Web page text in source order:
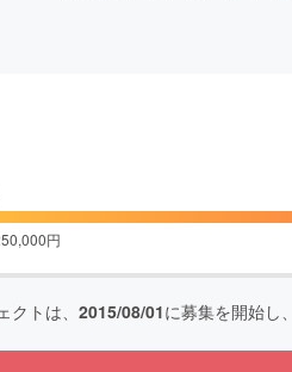
円
クトは、 2015/08/01に募集を開始し、